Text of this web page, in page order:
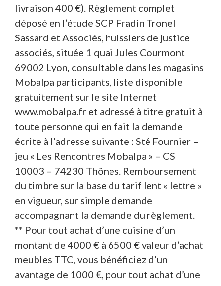
livraison 400 €). Règlement complet
déposé en l’étude SCP Fradin Tronel
Sassard et Associés, huissiers de justice
associés, située 1 quai Jules Courmont
69002 Lyon, consultable dans les magasins
Mobalpa participants, liste disponible
gratuitement sur le site Internet
www.mobalpa.fr et adressé à titre gratuit à
toute personne qui en fait la demande
écrite à l’adresse suivante : Sté Fournier –
jeu « Les Rencontres Mobalpa » – CS
10003 – 74230 Thônes. Remboursement
du timbre sur la base du tarif lent « lettre »
en vigueur, sur simple demande
accompagnant la demande du règlement.
** Pour tout achat d’une cuisine d’un
montant de 4000 € à 6500 € valeur d’achat
meubles TTC, vous bénéficiez d’un
avantage de 1000 €, pour tout achat d’une